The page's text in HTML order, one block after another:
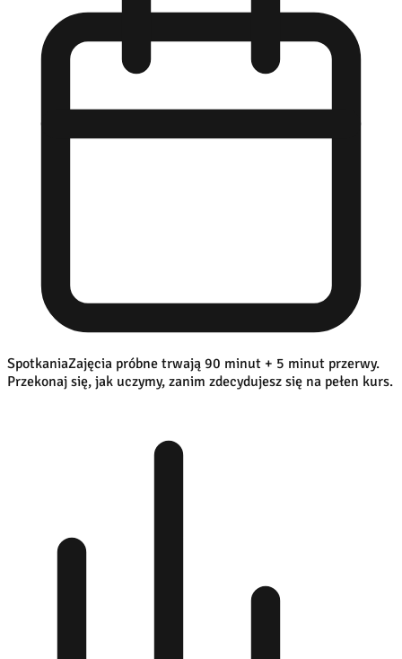
SpotkaniaZajęcia próbne trwają 90 minut + 5 minut przerwy.
Przekonaj się, jak uczymy, zanim zdecydujesz się na pełen kurs.